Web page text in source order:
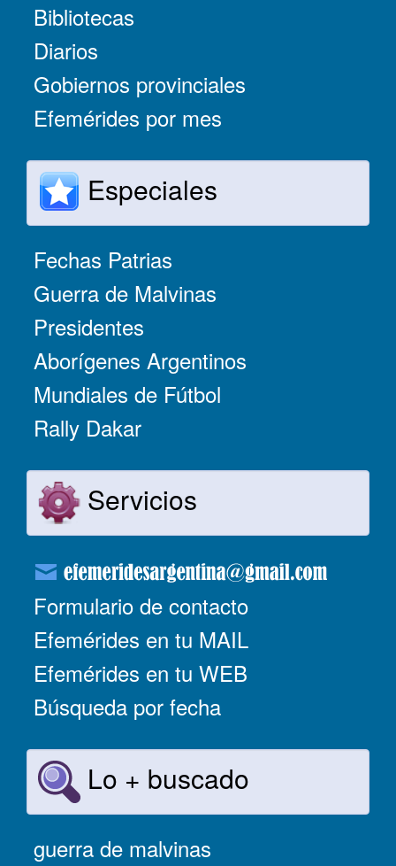
Bibliotecas
Diarios
Gobiernos provinciales
Efemérides por mes
Especiales
Fechas Patrias
Guerra de Malvinas
Presidentes
Aborígenes Argentinos
Mundiales de Fútbol
Rally Dakar
Servicios
Formulario de contacto
Efemérides en tu MAIL
Efemérides en tu WEB
Búsqueda por fecha
Lo + buscado
guerra de malvinas